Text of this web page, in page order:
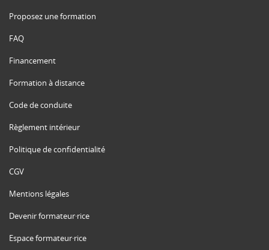
Proposez une formation
FAQ
Financement
Formation à distance
Code de conduite
Règlement intérieur
Politique de confidentialité
CGV
Mentions légales
Devenir formateur·rice
Espace formateur·rice